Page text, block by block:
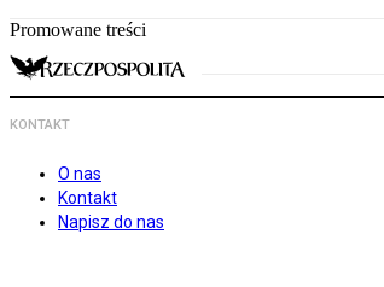
Promowane treści
KONTAKT
O nas
Kontakt
Napisz do nas